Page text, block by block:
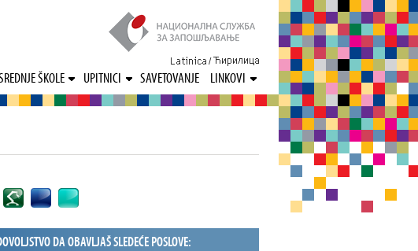
/
ŠKOLE UPITNICI SAVETOVANJE LINKOVI
DA OBAVLJAŠ SLEDEĆE POSLOVE: